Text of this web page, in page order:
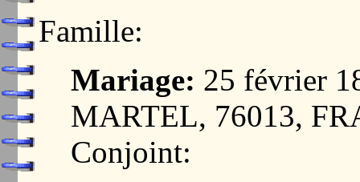
Famille:
Mariage: 25 février
MARTEL, 76013,
Conjoint: